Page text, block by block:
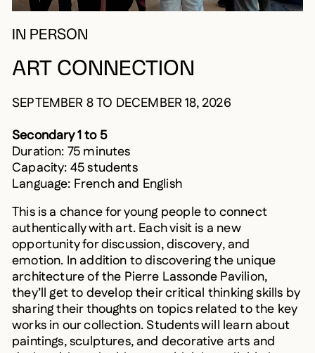
IN PERSON
ART CONNECTION
SEPTEMBER 8 TO DECEMBER 18, 2026
Secondary 1 to 5
Duration: 75 minutes
Capacity: 45 students
Language: French and English
This is a chance for young people to connect
authentically with art. Each visit is a new
opportunity for discussion, discovery, and
emotion. In addition to discovering the unique
architecture of the Pierre Lassonde Pavilion,
they’ll get to develop their critical thinking skills by
sharing their thoughts on topics related to the key
works in our collection. Students will learn about
paintings, sculptures, and decorative arts and